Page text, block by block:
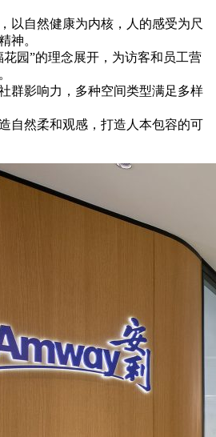
以自然健康为内核，人的感受为尺
神。
花园”的理念展开，为访客和员工营
群影响力，多种空间类型满足多样
自然柔和观感，打造人本包容的可